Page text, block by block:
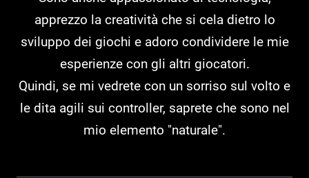
apprezzo la creatività che si cela dietro lo
sviluppo dei giochi e adoro condividere le mie
esperienze con gli altri giocatori.
Quindi, se mi vedrete con un sorriso sul volto e
le dita agili sui controller, saprete che sono nel
mio elemento "naturale".